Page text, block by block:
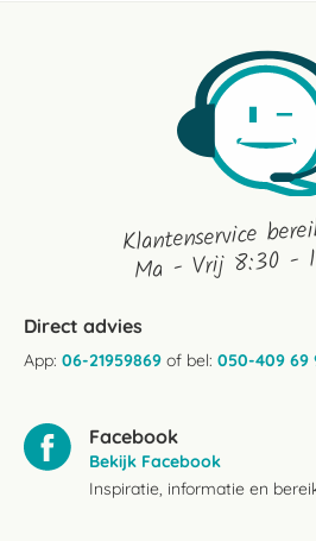
Klantenservice
Ma - Vrij 8:30 -
Direct advies
App: 06-21959869 of bel: 050-409 69
Facebook
Bekijk Facebook
Inspiratie, informatie en